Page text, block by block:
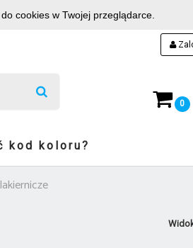
cookies w Twojej przeglądarce.
0
kod koloru?